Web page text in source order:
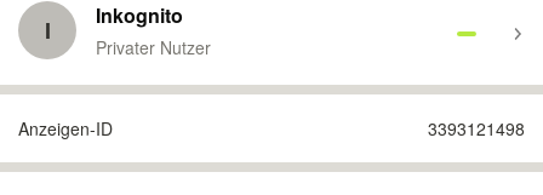
I Inkognito
Privater Nutzer
Anzeigen-ID 3393121498